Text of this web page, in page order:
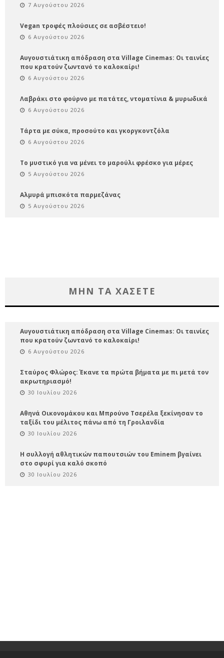
7 Αυγούστου 2026
Vegan τροφές πλούσιες σε ασβέστειο!
6 Αυγούστου 2026
Αυγουστιάτικη απόδραση στα Village Cinemas: Οι ταινίες
που κρατούν ζωντανό το καλοκαίρι!
6 Αυγούστου 2026
Λαβράκι στο φούρνο με πατάτες, ντοματίνια & μυρωδικά
6 Αυγούστου 2026
Τάρτα με σύκα, προσούτο και γκοργκοντζόλα
6 Αυγούστου 2026
Το μυστικό για να μένει το μαρούλι φρέσκο για μέρες
5 Αυγούστου 2026
Αλμυρά μπισκότα παρμεζάνας
5 Αυγούστου 2026
ΜΗΝ ΤΑ ΧΑΣΕΤΕ
Αυγουστιάτικη απόδραση στα Village Cinemas: Οι ταινίες
που κρατούν ζωντανό το καλοκαίρι!
6 Αυγούστου 2026
Σταύρος Φλώρος: Έκανε τα πρώτα βήματα με πι μετά τον
ακρωτηριασμό!
30 Ιουλίου 2026
Αθηνά Οικονομάκου και Μπρούνο Τσερέλα ξεκίνησαν το
ταξίδι του μέλιτος πάνω από τη Γροιλανδία
30 Ιουλίου 2026
Η συλλογή αθλητικών παπουτσιών του Eminem βγαίνει
στο σφυρί για καλό σκοπό
30 Ιουλίου 2026